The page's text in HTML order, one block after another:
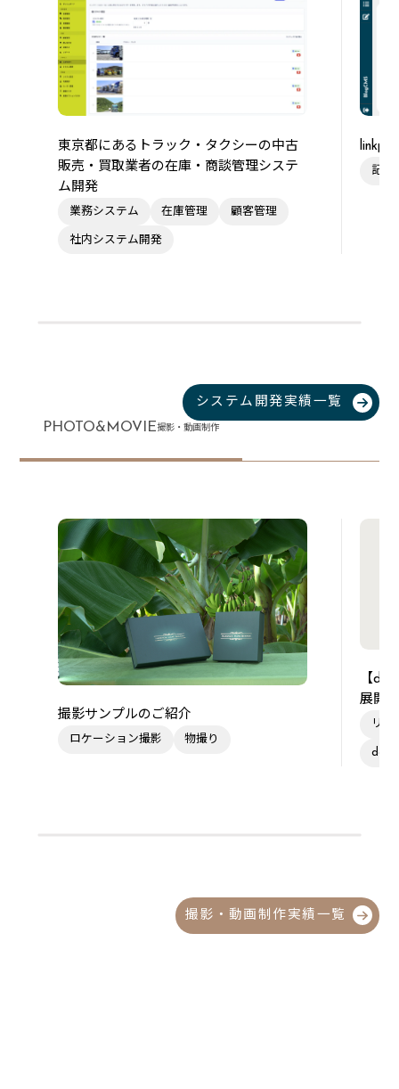
東京都にあるトラック・タクシーの中古
販売・買取業者の在庫・商談管理システ
ム開発
業務システム 在庫管理 顧客管理
社内システム開発
記事
システム開発実績一覧
PHOTO&MOVIE撮影・動画制作
撮影サンプルのご紹介
ロケーション撮影 物撮り
【
展開
リー
撮影・動画制作実績一覧